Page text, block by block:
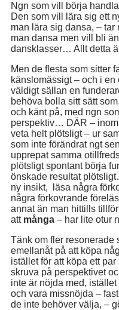
Ngn som vill börja
Den som vill lära sig ett
man lära sig dansa, – tar
man dansa men vill bli
dansklasser… Allt detta
Men de flesta som sitter
känslomässigt – och i
väldigt sällan en
behöva bolla sitt sätt
och känt på, med ngn
perspektiv… DÄR –
veta helt plötsligt – ur
som inte förändrat ngt
upprepat samma
plötsligt spontant börja
önskade resultat
ny insikt, läsa några
några förkovrande
annat än man hittills
att många – har lite otur
Tänk om fler resonerade
emellanåt på att köpa
istället för att köpa ett
skruva på perspektivet
inte är nöjda med,
och vara missnöjda –
de inte behöver välja, –